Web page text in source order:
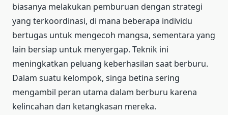
biasanya melakukan pemburuan dengan strategi
yang terkoordinasi, di mana beberapa individu
bertugas untuk mengecoh mangsa, sementara yang
lain bersiap untuk menyergap. Teknik ini
meningkatkan peluang keberhasilan saat berburu.
Dalam suatu kelompok, singa betina sering
mengambil peran utama dalam berburu karena
kelincahan dan ketangkasan mereka.